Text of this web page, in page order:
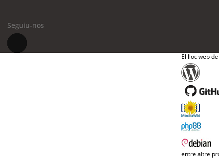
Seguiu-nos
El lloc web
entre altre